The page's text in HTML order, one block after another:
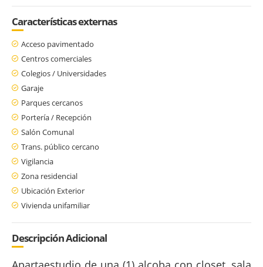
Características externas
Acceso pavimentado
Centros comerciales
Colegios / Universidades
Garaje
Parques cercanos
Portería / Recepción
Salón Comunal
Trans. público cercano
Vigilancia
Zona residencial
Ubicación Exterior
Vivienda unifamiliar
Descripción Adicional